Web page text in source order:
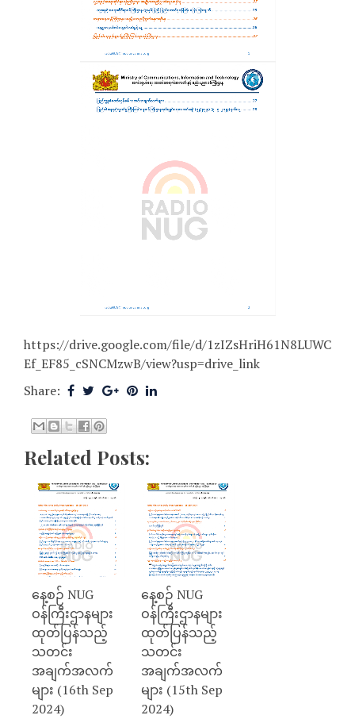
https://drive.google.com/file/d/1zIZsHriH61N8LUWC
Ef_EF85_cSNCMzwB/view?usp=drive_link
Share:
Related Posts:
နေ့စဉ် NUG
ဝန်ကြီးဌာနများ
ထုတ်ပြန်သည့်
သတင်း
အချက်အလက်
များ (16th Sep
2024)
နေ့စဉ် NUG
ဝန်ကြီးဌာနများ
ထုတ်ပြန်သည့်
သတင်း
အချက်အလက်
များ (15th Sep
2024)